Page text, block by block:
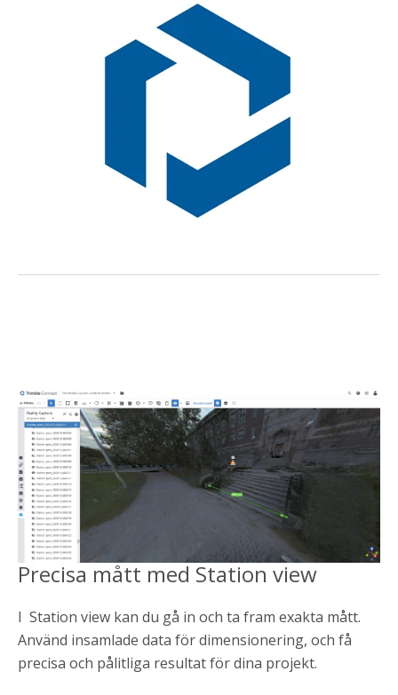
Precisa mått med Station view
I Station view kan du gå in och ta fram exakta mått.
Använd insamlade data för dimensionering, och få
precisa och pålitliga resultat för dina projekt.